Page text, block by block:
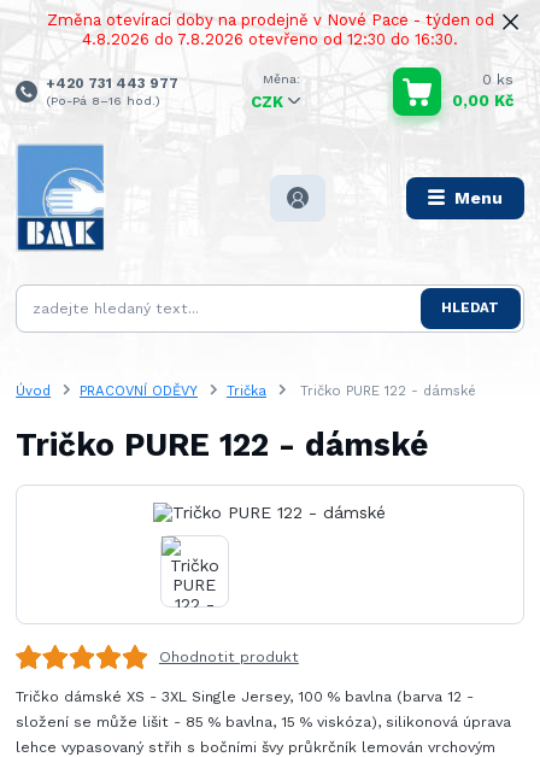
Změna otevírací doby na prodejně v Nové Pace - týden od
4.8.2026 do 7.8.2026 otevřeno od 12:30 do 16:30.
Menu
CZK
HLEDAT
+420 731 443 977
(Po-Pá 8–16 hod.)
0 ks
0,00 Kč
Úvod PRACOVNÍ ODĚVY Trička Tričko PURE 122 - dámské
Tričko PURE 122 - dámské
Ohodnotit produkt
Tričko dámské XS - 3XL Single Jersey, 100 % bavlna (barva 12 -
složení se může lišit - 85 % bavlna, 15 % viskóza), silikonová úprava
lehce vypasovaný střih s bočními švy průkrčník lemován vrchovým